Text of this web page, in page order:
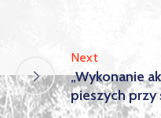
Next
„Wykonanie
pieszych przy